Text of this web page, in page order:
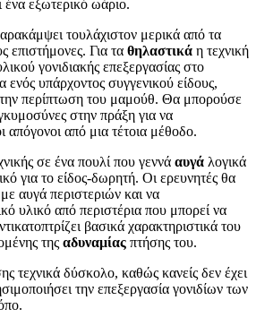
ένα εξωτερικό ωάριο.
τουλάχιστον μερικά από τα
επιστήμονες. Για τα θηλαστικά η τεχνική
γονιδιακής επεξεργασίας στο
υπάρχοντος συγγενικού είδους,
περίπτωση του μαμούθ. Θα μπορούσε
στην πράξη για να
απόγονοι από μια τέτοια μέθοδο.
σε ένα πουλί που γεννά αυγά λογικά
για το είδος-δωρητή. Οι ερευνητές θα
αυγά περιστεριών και να
υλικό από περιστέρια που μπορεί να
βασικά χαρακτηριστικά του
της αδυναμίας πτήσης του.
τεχνικά δύσκολο, καθώς κανείς δεν έχει
την επεξεργασία γονιδίων των